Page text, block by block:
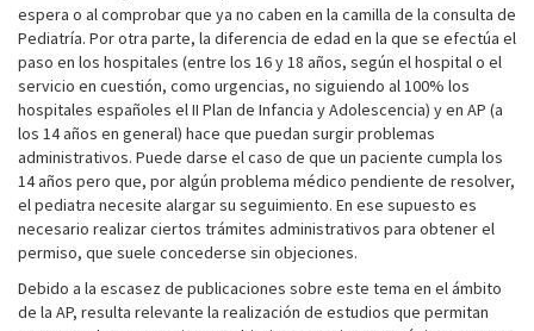
espera o al comprobar que ya no caben en la camilla de la consulta de
Pediatría. Por otra parte, la diferencia de edad en la que se efectúa el
paso en los hospitales (entre los 16 y 18 años, según el hospital o el
servicio en cuestión, como urgencias, no siguiendo al 100% los
hospitales españoles el II Plan de Infancia y Adolescencia) y en AP (a
los 14 años en general) hace que puedan surgir problemas
administrativos. Puede darse el caso de que un paciente cumpla los
14 años pero que, por algún problema médico pendiente de resolver,
el pediatra necesite alargar su seguimiento. En ese supuesto es
necesario realizar ciertos trámites administrativos para obtener el
permiso, que suele concederse sin objeciones.
Debido a la escasez de publicaciones sobre este tema en el ámbito
de la AP, resulta relevante la realización de estudios que permitan